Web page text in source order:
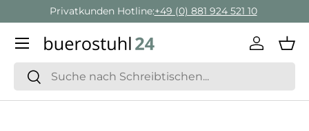
Direkt zum Inhalt
Geschäftskunden Beratung:+ 49 (0) 881 924 521 22
Suchen
Suchen
Menü